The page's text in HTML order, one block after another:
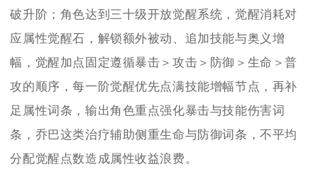
破升阶；角色达到三十级开放觉醒系统，觉醒消耗对
应属性觉醒石，解锁额外被动、追加技能与奥义增
幅，觉醒加点固定遵循暴击＞攻击＞防御＞生命＞普
攻的顺序，每一阶觉醒优先点满技能增幅节点，再补
足属性词条，输出角色重点强化暴击与技能伤害词
条，乔巴这类治疗辅助侧重生命与防御词条，不平均
分配觉醒点数造成属性收益浪费。